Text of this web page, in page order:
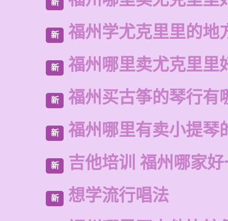
新
新 福州学尤克里里的地
新 福州哪里卖尤克里里
新 福州买古筝的琴行有
新 福州哪里有卖小提琴
新 吉他培训 福州哪家
新 想学流行唱法